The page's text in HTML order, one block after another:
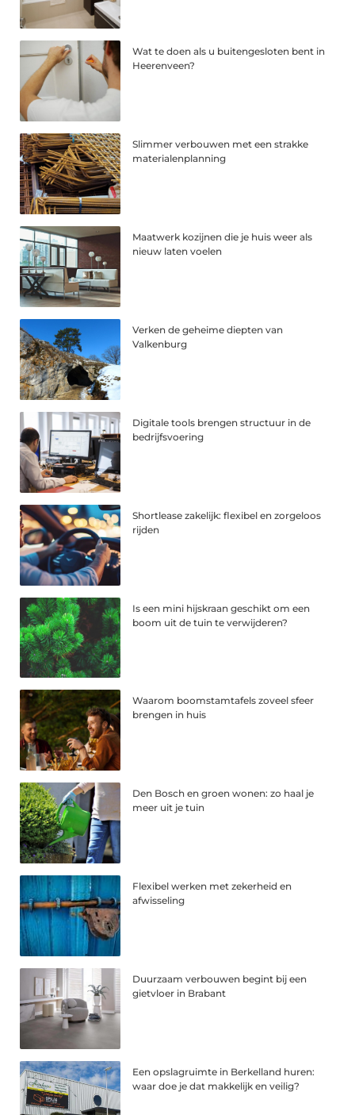
Wat te doen als u buitengesloten bent in
Heerenveen?
Slimmer verbouwen met een strakke
materialenplanning
Maatwerk kozijnen die je huis weer als
nieuw laten voelen
Verken de geheime diepten van
Valkenburg
Digitale tools brengen structuur in de
bedrijfsvoering
Shortlease zakelijk: flexibel en zorgeloos
rijden
Is een mini hijskraan geschikt om een
boom uit de tuin te verwijderen?
Waarom boomstamtafels zoveel sfeer
brengen in huis
Den Bosch en groen wonen: zo haal je
meer uit je tuin
Flexibel werken met zekerheid en
afwisseling
Duurzaam verbouwen begint bij een
gietvloer in Brabant
Een opslagruimte in Berkelland huren:
waar doe je dat makkelijk en veilig?